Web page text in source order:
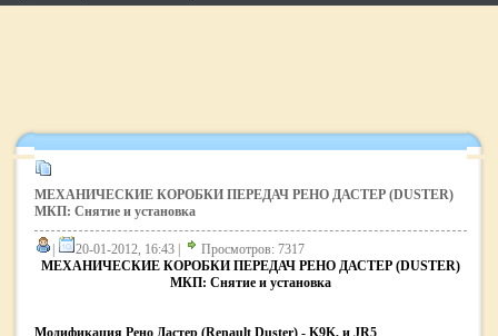
МЕХАНИЧЕСКИЕ КОРОБКИ ПЕРЕДАЧ РЕНО ДАСТЕР (DUSTER)
МКП: Снятие и установка
20-01-2012, 16:43 |
Просмотров: 7317
МЕХАНИЧЕСКИЕ КОРОБКИ ПЕРЕДАЧ РЕНО ДАСТЕР (DUSTER)
МКП: Снятие и установка
Модификация Рено Дастер (Renault Duster) - K9K, и JR5